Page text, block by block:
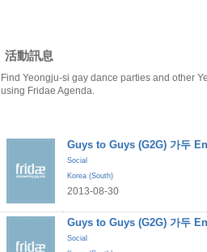
活動訊息
Find Yeongju-si gay dance parties and other
using Fridae Agenda.
Guys to Guys (G2G) 가두
Social
Korea (South)
2013-08-30
Guys to Guys (G2G) 가두
Social